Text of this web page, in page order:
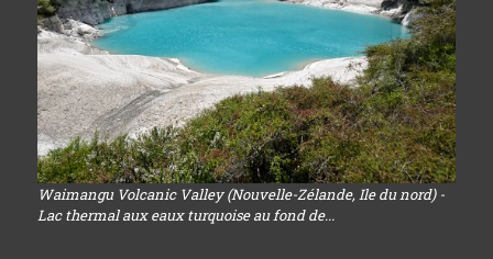
Waimangu Volcanic Valley (Nouvelle-Zélande, Ile du nord) -
Lac thermal aux eaux turquoise au fond de...